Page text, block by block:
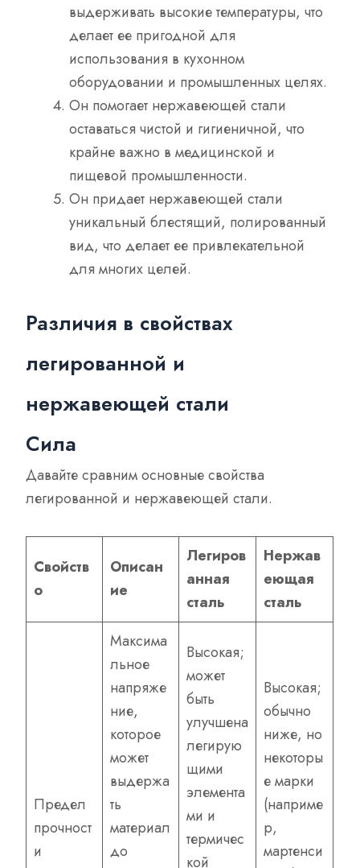
выдерживать высокие температуры, что
делает ее пригодной для
использования в кухонном
оборудовании и промышленных целях.
Он помогает нержавеющей стали
оставаться чистой и гигиеничной, что
крайне важно в медицинской и
пищевой промышленности.
Он придает нержавеющей стали
уникальный блестящий, полированный
вид, что делает ее привлекательной
для многих целей.
Различия в свойствах
легированной и
нержавеющей стали
Сила
Давайте сравним основные свойства
легированной и нержавеющей стали.
Свойств
о
Описан
ие
Легиров
анная
сталь
Нержав
еющая
сталь
Предел
прочност
и
Максима
льное
напряже
ние,
которое
может
выдержа
ть
материал
до
Высокая;
может
быть
улучшена
легирую
щими
элемента
ми и
термичес
кой
Высокая;
обычно
ниже, но
некоторы
е марки
(наприме
р,
мартенси